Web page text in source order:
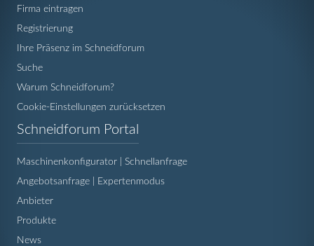
Firma eintragen
Registrierung
Ihre Präsenz im Schneidforum
Suche
Warum Schneidforum?
Cookie-Einstellungen zurücksetzen
Schneidforum Portal
Maschinenkonfigurator | Schnellanfrage
Angebotsanfrage | Expertenmodus
Anbieter
Produkte
News